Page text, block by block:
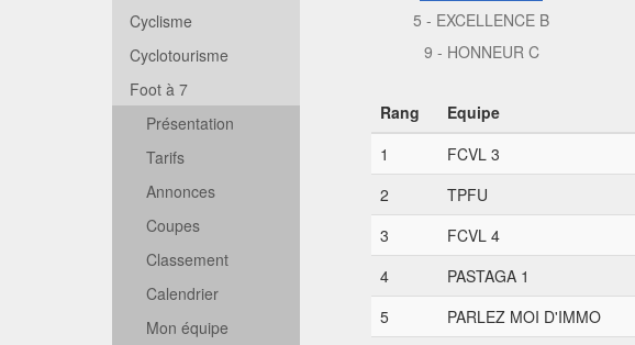
Cyclisme
Cyclotourisme
Foot à 7
Présentation
Tarifs
Annonces
Coupes
Classement
Calendrier
Mon équipe
5 - EXCELLENCE B
9 - HONNEUR C
Rang Equipe
1
FCVL 3
2
TPFU
3
FCVL 4
4
PASTAGA 1
5
PARLEZ MOI D'IMMO